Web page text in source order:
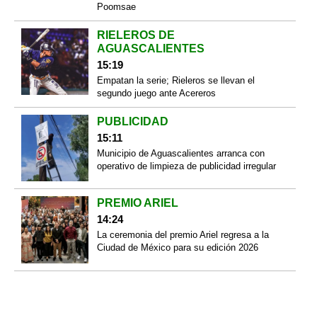
Poomsae
RIELEROS DE
AGUASCALIENTES
15:19
Empatan la serie; Rieleros se llevan el
segundo juego ante Acereros
PUBLICIDAD
15:11
Municipio de Aguascalientes arranca con
operativo de limpieza de publicidad irregular
PREMIO ARIEL
14:24
La ceremonia del premio Ariel regresa a la
Ciudad de México para su edición 2026